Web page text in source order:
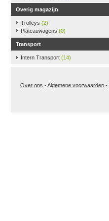
Overig magazijn
Trolleys (2)
Plateauwagens (0)
Transport
Intern Transport (14)
Over ons -Algemene voorwaarden-